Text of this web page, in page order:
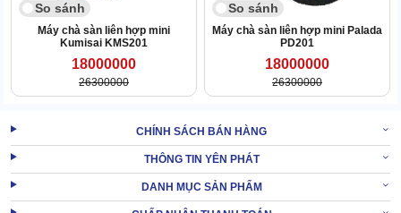
So sánh
Máy chà sàn liên hợp mini
Kumisai KMS201
18000000
26300000
So sánh
Máy chà sàn liên hợp mini Palada
PD201
18000000
26300000
CHÍNH SÁCH BÁN HÀNG
THÔNG TIN YÊN PHÁT
DANH MỤC SẢN PHẨM